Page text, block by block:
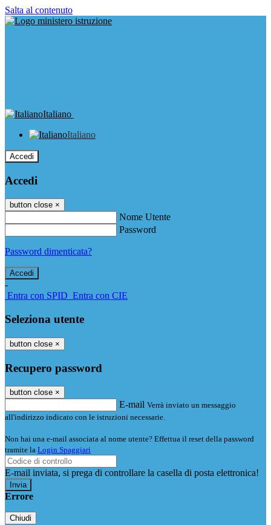
Salta al contenuto
Italiano
Italiano
Accedi
Accedi
button close ×
Nome Utente
Password
Password dimenticata?
-
Entra con SPID Entra con CIE
Seleziona utente
button close ×
Recupero password
button close ×
E-mail Verrà inviato un messaggio
all'indirizzo indicato con le istruzioni necessarie.
Non hai una e-mail associata al nome utente? Effettua il reset della password
tramite la Login Spaggiari
E-mail inviata, si prega di controllare la casella di posta elettronica!
Errore
Chiudi